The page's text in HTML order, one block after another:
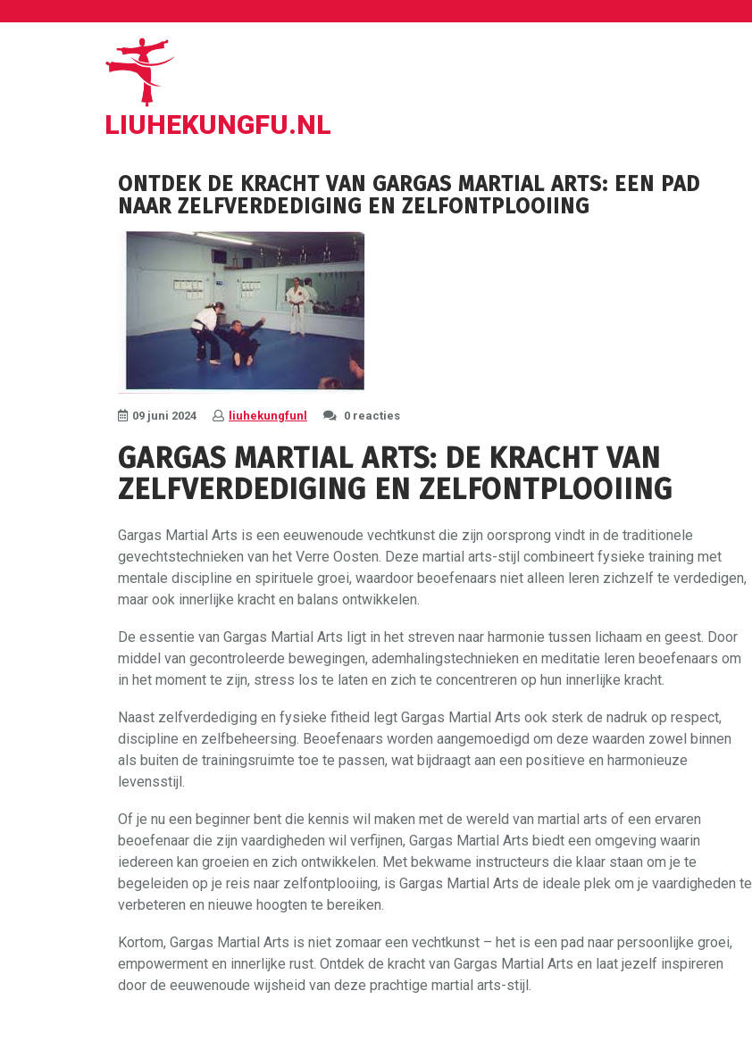
LIUHEKUNGFU.NL
ONTDEK DE KRACHT VAN GARGAS MARTIAL ARTS: EEN PAD
NAAR ZELFVERDEDIGING EN ZELFONTPLOOIING
09 juni 2024 liuhekungfunl 0 reacties
GARGAS MARTIAL ARTS: DE KRACHT VAN
ZELFVERDEDIGING EN ZELFONTPLOOIING
Gargas Martial Arts is een eeuwenoude vechtkunst die zijn oorsprong vindt in de traditionele
gevechtstechnieken van het Verre Oosten. Deze martial arts-stijl combineert fysieke training met
mentale discipline en spirituele groei, waardoor beoefenaars niet alleen leren zichzelf te verdedigen,
maar ook innerlijke kracht en balans ontwikkelen.
De essentie van Gargas Martial Arts ligt in het streven naar harmonie tussen lichaam en geest. Door
middel van gecontroleerde bewegingen, ademhalingstechnieken en meditatie leren beoefenaars om
in het moment te zijn, stress los te laten en zich te concentreren op hun innerlijke kracht.
Naast zelfverdediging en fysieke fitheid legt Gargas Martial Arts ook sterk de nadruk op respect,
discipline en zelfbeheersing. Beoefenaars worden aangemoedigd om deze waarden zowel binnen
als buiten de trainingsruimte toe te passen, wat bijdraagt aan een positieve en harmonieuze
levensstijl.
Of je nu een beginner bent die kennis wil maken met de wereld van martial arts of een ervaren
beoefenaar die zijn vaardigheden wil verfijnen, Gargas Martial Arts biedt een omgeving waarin
iedereen kan groeien en zich ontwikkelen. Met bekwame instructeurs die klaar staan om je te
begeleiden op je reis naar zelfontplooiing, is Gargas Martial Arts de ideale plek om je vaardigheden te
verbeteren en nieuwe hoogten te bereiken.
Kortom, Gargas Martial Arts is niet zomaar een vechtkunst – het is een pad naar persoonlijke groei,
empowerment en innerlijke rust. Ontdek de kracht van Gargas Martial Arts en laat jezelf inspireren
door de eeuwenoude wijsheid van deze prachtige martial arts-stijl.